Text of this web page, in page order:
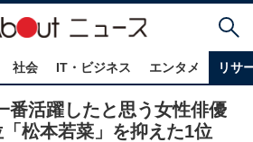
社会 IT・ビジネス エンタメ リサ
番活躍したと思う女性俳優
松本若菜」を抑えた1位